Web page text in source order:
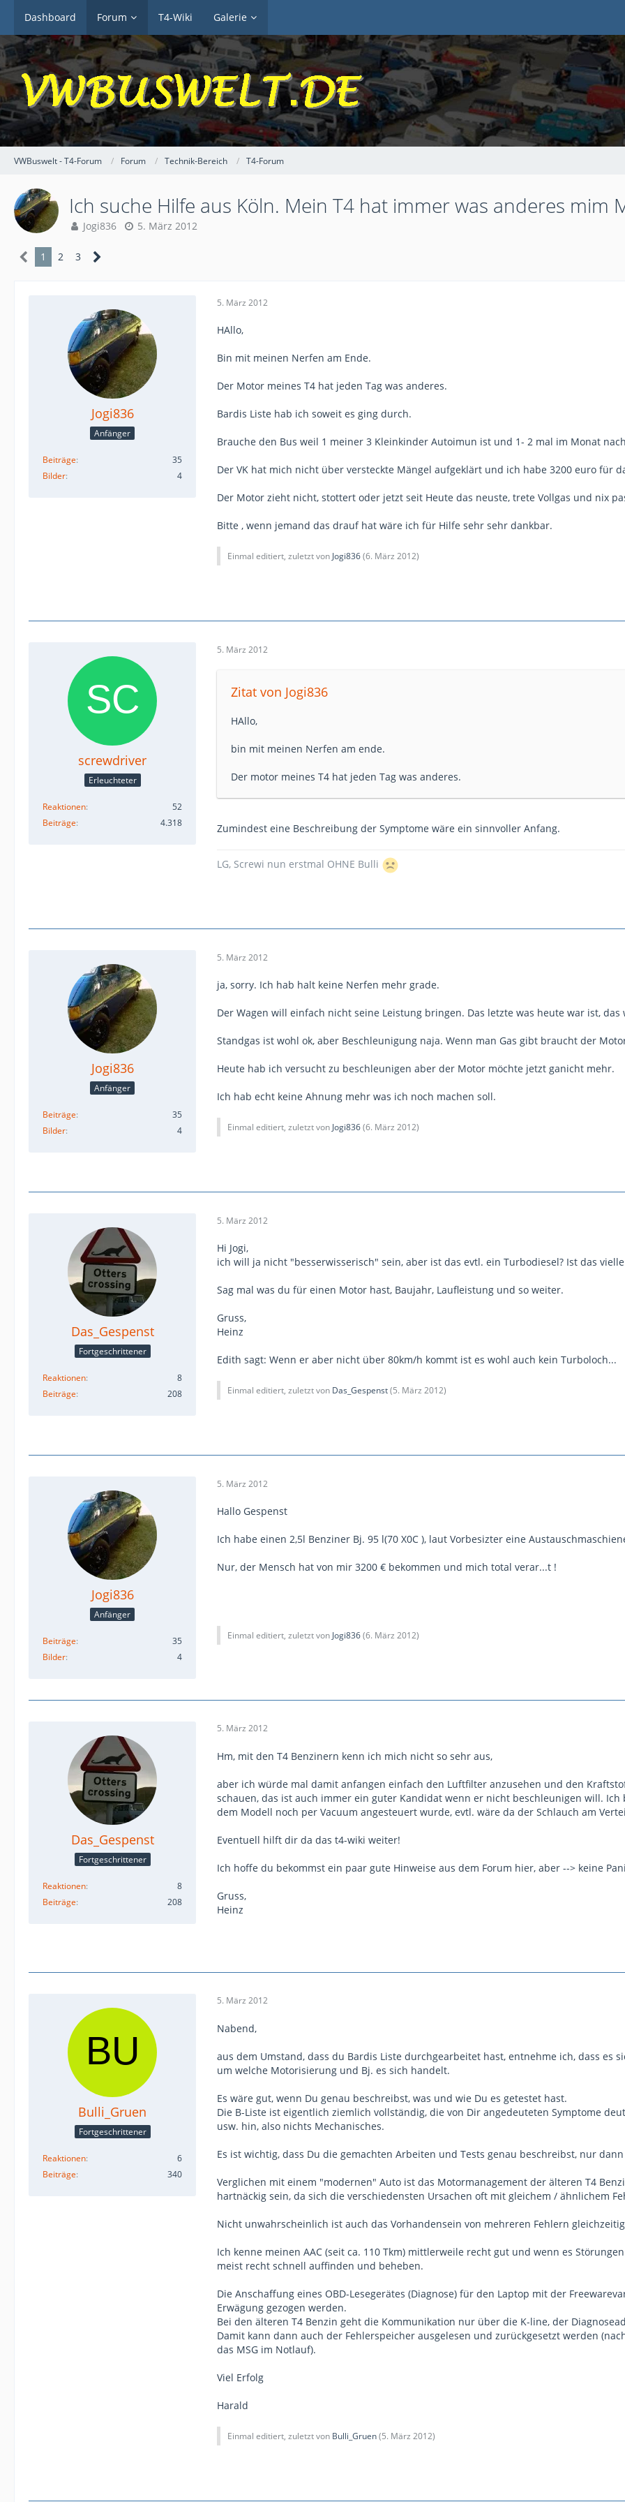
Dashboard Forum T4-Wiki Galerie
VWBuswelt - T4-Forum Forum Technik-Bereich T4-Forum
Ich suche Hilfe aus Köln. Mein T4 hat immer was anderes mim
Jogi836 5. März 2012
1 2 3
Jogi836
Anfänger
Beiträge
35
Bilder
4
5. März 2012
HAllo,
Bin mit meinen Nerfen am Ende.
Der Motor meines T4 hat jeden Tag was anderes.
Bardis Liste hab ich soweit es ging durch.
Brauche den Bus weil 1 meiner 3 Kleinkinder Autoimun ist und 1- 2 mal im Monat
Der VK hat mich nicht über versteckte Mängel aufgeklärt und ich habe 3200 euro für
Der Motor zieht nicht, stottert oder jetzt seit Heute das neuste, trete Vollgas und nix
Bitte , wenn jemand das drauf hat wäre ich für Hilfe sehr sehr dankbar.
Einmal editiert, zuletzt von Jogi836(6. März 2012)
screwdriver
Erleuchteter
Reaktionen
52
Beiträge
4.318
5. März 2012
Zitat von Jogi836
HAllo,
bin mit meinen Nerfen am ende.
Der motor meines T4 hat jeden Tag was anderes.
Zumindest eine Beschreibung der Symptome wäre ein sinnvoller Anfang.
LG, Screwi nun erstmal OHNE Bulli
Jogi836
Anfänger
Beiträge
35
Bilder
4
5. März 2012
ja, sorry. Ich hab halt keine Nerfen mehr grade.
Der Wagen will einfach nicht seine Leistung bringen. Das letzte was heute war ist,
Standgas ist wohl ok, aber Beschleunigung naja. Wenn man Gas gibt braucht der
Heute hab ich versucht zu beschleunigen aber der Motor möchte jetzt ganicht mehr.
Ich hab echt keine Ahnung mehr was ich noch machen soll.
Einmal editiert, zuletzt von Jogi836(6. März 2012)
Das_Gespenst
Fortgeschrittener
Reaktionen
8
Beiträge
208
5. März 2012
Hi Jogi,
ich will ja nicht "besserwisserisch" sein, aber ist das evtl. ein Turbodiesel? Ist das
Sag mal was du für einen Motor hast, Baujahr, Laufleistung und so weiter.
Gruss,
Heinz
Edith sagt: Wenn er aber nicht über 80km/h kommt ist es wohl auch kein Turboloch...
Einmal editiert, zuletzt von Das_Gespenst(5. März 2012)
Jogi836
Anfänger
Beiträge
35
Bilder
4
5. März 2012
Hallo Gespenst
Ich habe einen 2,5l Benziner Bj. 95 l(70 X0C ), laut Vorbesizter eine
Nur, der Mensch hat von mir 3200 € bekommen und mich total verar...t !
Einmal editiert, zuletzt von Jogi836(6. März 2012)
Das_Gespenst
Fortgeschrittener
Reaktionen
8
Beiträge
208
5. März 2012
Hm, mit den T4 Benzinern kenn ich mich nicht so sehr aus,
aber ich würde mal damit anfangen einfach den Luftfilter anzusehen und den
schauen, das ist auch immer ein guter Kandidat wenn er nicht beschleunigen will.
dem Modell noch per Vacuum angesteuert wurde, evtl. wäre da der Schlauch am
Eventuell hilft dir da das t4-wiki weiter!
Ich hoffe du bekommst ein paar gute Hinweise aus dem Forum hier, aber --> keine
Gruss,
Heinz
Bulli_Gruen
Fortgeschrittener
Reaktionen
6
Beiträge
340
5. März 2012
Nabend,
aus dem Umstand, dass du Bardis Liste durchgearbeitet hast, entnehme ich, dass es
um welche Motorisierung und Bj. es sich handelt.
Es wäre gut, wenn Du genau beschreibst, was und wie Du es getestet hast.
Die B-Liste ist eigentlich ziemlich vollständig, die von Dir angedeuteten Symptome
usw. hin, also nichts Mechanisches.
Es ist wichtig, dass Du die gemachten Arbeiten und Tests genau beschreibst, nur
Verglichen mit einem "modernen" Auto ist das Motormanagement der älteren T4
hartnäckig sein, da sich die verschiedensten Ursachen oft mit gleichem / ähnlichem
Nicht unwahrscheinlich ist auch das Vorhandensein von mehreren Fehlern
Ich kenne meinen AAC (seit ca. 110 Tkm) mittlerweile recht gut und wenn es
meist recht schnell auffinden und beheben.
Die Anschaffung eines OBD-Lesegerätes (Diagnose) für den Laptop mit der
Erwägung gezogen werden.
Bei den älteren T4 Benzin geht die Kommunikation nur über die K-line, der
Damit kann dann auch der Fehlerspeicher ausgelesen und zurückgesetzt werden
das MSG im Notlauf).
Viel Erfolg
Harald
Einmal editiert, zuletzt von Bulli_Gruen(5. März 2012)